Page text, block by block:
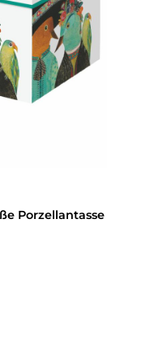
Porzellantasse